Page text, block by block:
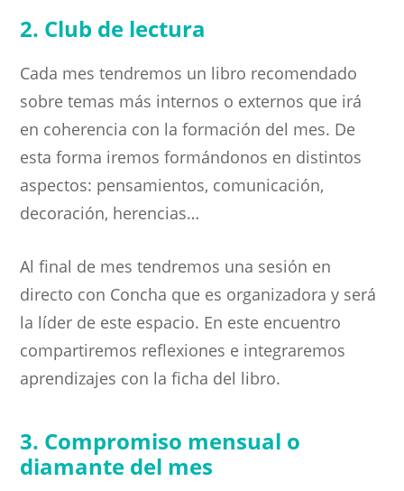
2. Club de lectura
Cada mes tendremos un libro recomendado
sobre temas más internos o externos que irá
en coherencia con la formación del mes. De
esta forma iremos formándonos en distintos
aspectos: pensamientos, comunicación,
decoración, herencias…
Al final de mes tendremos una sesión en
directo con Concha que es organizadora y será
la líder de este espacio. En este encuentro
compartiremos reflexiones e integraremos
aprendizajes con la ficha del libro.
3. Compromiso mensual o
diamante del mes